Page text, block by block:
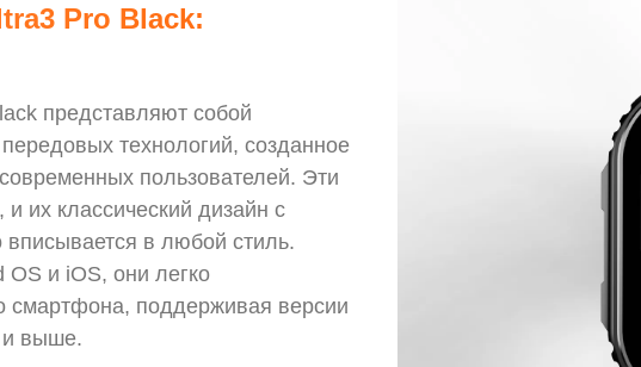
Pro Black:
представляют собой
технологий, созданное
пользователей. Эти
их классический дизайн с
в любой стиль.
OS и iOS, они легко
смартфона, поддерживая версии
и выше.